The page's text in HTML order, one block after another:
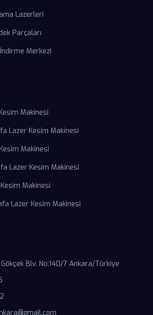
Lazerleri
Parçaları
Merkezi
Makinesi
Lazer Kesim Makinesi
Makinesi
Lazer Kesim Makinesi
Makinesi
Lazer Kesim Makinesi
Blv. No:140/7 Ankara/Türkiye